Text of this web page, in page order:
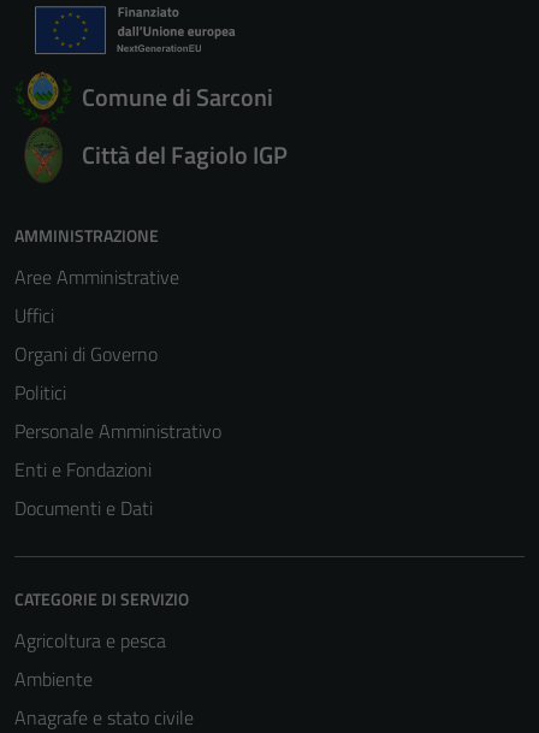
Comune di Sarconi
Città del Fagiolo IGP
AMMINISTRAZIONE
Aree Amministrative
Uffici
Organi di Governo
Politici
Personale Amministrativo
Enti e Fondazioni
Documenti e Dati
CATEGORIE DI SERVIZIO
Agricoltura e pesca
Ambiente
Anagrafe e stato civile